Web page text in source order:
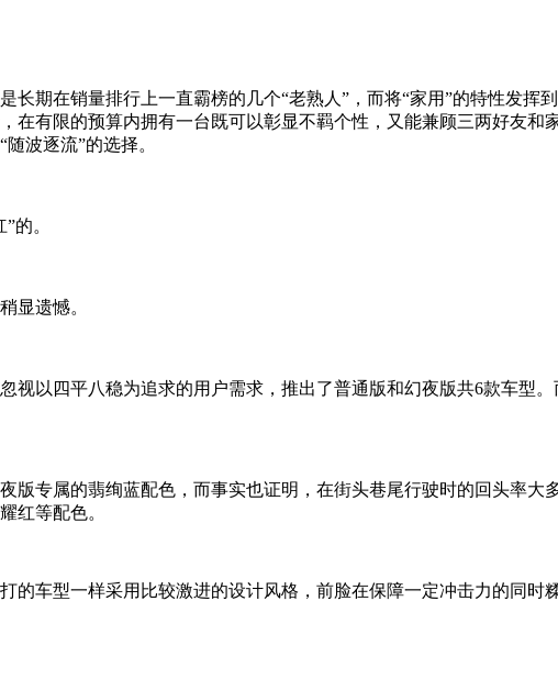
长期在销量排行上一直霸榜的几个“老熟人”，而将“家用”的特性发挥
在有限的预算内拥有一台既可以彰显不羁个性，又能兼顾三两好友
波逐流”的选择。
的。
显遗憾。
视以四平八稳为追求的用户需求，推出了普通版和幻夜版共6款车型
版专属的翡绚蓝配色，而事实也证明，在街头巷尾行驶时的回头率
红等配色。
的车型一样采用比较激进的设计风格，前脸在保障一定冲击力的同